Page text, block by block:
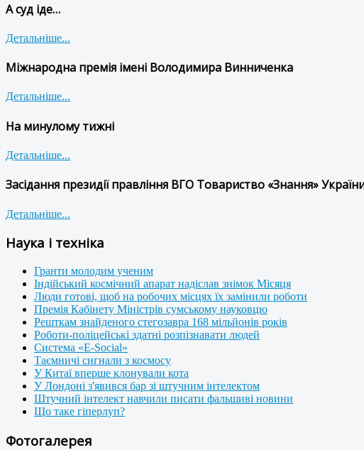
А суд іде…
Детальніше...
Міжнародна премія імені Володимира Винниченка
Детальніше...
На минулому тижні
Детальніше...
Засідання президії правління ВГО Товариство «Знання»
Детальніше...
Наука і техніка
Гранти молодим ученим
Індійський космічний апарат надіслав знімок Місяця
Люди готові, щоб на робочих місцях їх замінили роботи
Премія Кабінету Міністрів сумському науковцю
Решткам знайденого стегозавра 168 мільйонів років
Роботи-поліцейські здатні розпізнавати людей
Система «E-Social»
Таємничі сигнали з космосу
У Китаї вперше клонували кота
У Лондоні з'явився бар зі штучним інтелектом
Штучний інтелект навчили писати фальшиві новини
Що таке гіперлуп?
Фотогалерея